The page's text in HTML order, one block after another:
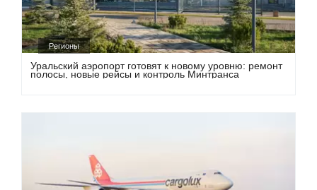
Регионы
Уральский аэропорт готовят к новому уровню: ремонт
полосы, новые рейсы и контроль Минтранса